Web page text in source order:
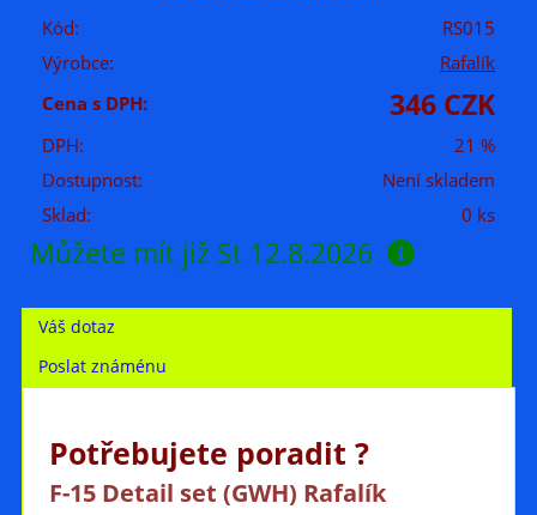
Kód:
RS015
Výrobce:
Rafalík
Cena s DPH:
346 CZK
DPH:
21 %
Dostupnost:
Není skladem
Sklad:
0 ks
Můžete mít již St 12.8.2026
Váš dotaz
Poslat známénu
Potřebujete poradit ?
F-15 Detail set (GWH) Rafalík